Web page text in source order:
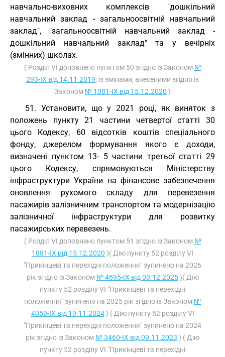
навчально-виховних комплексів "дошкільний
навчальний заклад - загальноосвітній навчальний
заклад", "загальноосвітній навчальний заклад -
дошкільний навчальний заклад" та у вечірніх
(змінних) школах.
( Розділ VI доповнено пунктом 50 згідно із Законом №
293-IX від 14.11.2019; із змінами, внесеними згідно із
Законом № 1081-IX від 15.12.2020 )
51. Установити, що у 2021 році, як виняток з
положень пункту 21 частини четвертої статті 30
цього Кодексу, 60 відсотків коштів спеціального
фонду, джерелом формування якого є доходи,
визначені пунктом 13- 5 частини третьої статті 29
цього Кодексу, спрямовуються Міністерству
інфраструктури України на фінансове забезпечення
оновлення рухомого складу для перевезення
пасажирів залізничним транспортом та модернізацію
залізничної інфраструктури для розвитку
пасажирських перевезень.
( Розділ VI доповнено пунктом 51 згідно із Законом №
1081-IX від 15.12.2020 )( Дію пункту 52 розділу VI
"Прикінцеві та перехідні положення" зупинено на 2026
рік згідно із Законом № 4695-IX від 03.12.2025)( Дію
пункту 52 розділу VI "Прикінцеві та перехідні
положення" зупинено на 2025 рік згідно із Законом №
4059-IX від 19.11.2024) ( Дію пункту 52 розділу VI
"Прикінцеві та перехідні положення" зупинено на 2024
рік згідно із Законом № 3460-IX від 09.11.2023 ) ( Дію
пункту 52 розділу VI "Прикінцеві та перехідні